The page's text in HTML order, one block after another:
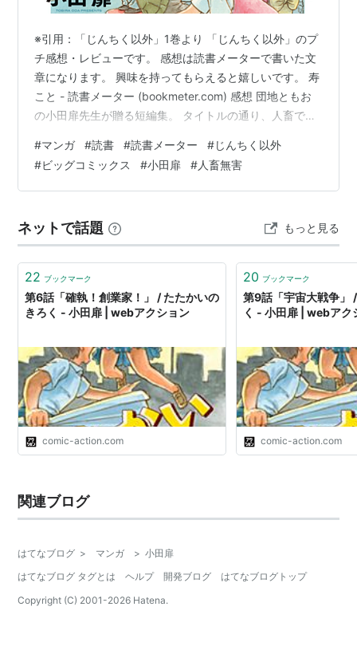
ISBN:4091872344
ISBN:4091872352
ISBN:4091872360
ISBN:4091803202
ISBN:4091806368
ISBN:9784091811639
ISBN:9784091813671
江豆町-ブリトビラロマンSF
ISBN:4872338561
リスト::漫画家
※引用：「じんちく以外」1巻より 「じんちく以外」のプ
チ感想・レビューです。 感想は読書メーターで書いた文
章になります。 興味を持ってもらえると嬉しいです。 寿
こと - 読書メーター (bookmeter.com) 感想 団地ともお
の小田扉先生が贈る短編集。 タイトルの通り、人畜では
カバーのカオスっぷりが凄いですね。 「お前だけは」や
「よしゆき」が割と重めの話ですが、笑いと何だか少し
切なくなる話がメインって感じ。 「よしゆき」は展開と
み。 でも今巻で一番好きなのは圧倒的に「最後のモノ」
ですね。 …
#マンガ #読書 #読書メーター #じんちく以外
#ビッグコミックス #小田扉 #人畜無害
ネットで話題 もっと見る
22 ブックマーク
第6話「確執！創業家！」 / たたかいの
きろく - 小田扉 | webアクション
comic-action.com
20 ブックマーク
第9話「宇宙大戦争」
く - 小田扉 | webアク
comic-action.com
関連ブログ
はてなブログ > マンガ > 小田扉
はてなブログ タグとは
ヘルプ 開発ブログ
はてなブログトップ
Copyright (C) 2001-2026 Hatena.